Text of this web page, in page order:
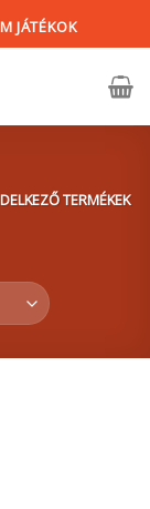
JÁTÉKOK
TERMÉKEK